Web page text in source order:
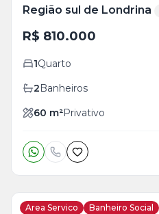
Região sul de Londrina
R$ 810.000
1Quarto
2Banheiros
60 m²Privativo
Area Servico Banheiro Social